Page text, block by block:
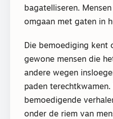
bagatelliseren.
omgaan met gaten in
Die bemoediging kent
gewone mensen die
andere wegen
paden
bemoedigende
onder de riem van